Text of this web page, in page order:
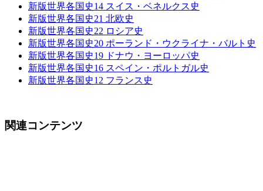
新版世界各国史14 スイス・ベネルクス史
新版世界各国史21 北欧史
新版世界各国史22 ロシア史
新版世界各国史20 ポーランド・ウクライナ・バルト史
新版世界各国史19 ドナウ・ヨーロッパ史
新版世界各国史16 スペイン・ポルトガル史
新版世界各国史12 フランス史
関連コンテンツ